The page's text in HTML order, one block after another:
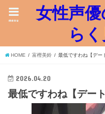
女性声
ら
menu
HOME 富樫美鈴 最低ですわね【デー
2026.04.20
最低ですわね【デー